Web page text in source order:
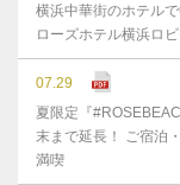
横浜中華街のホテル
ローズホテル横浜ロ
07.29
夏限定『
末まで延⻑！ ご宿泊
満喫